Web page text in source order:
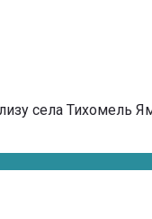
села Тихомель